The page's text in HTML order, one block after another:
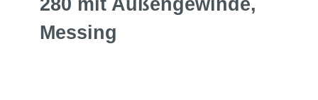
280 mit Außengewinde,
Messing